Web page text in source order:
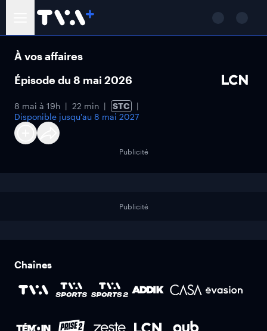
À vos affaires
Épisode du 8 mai 2026
8 mai à 19h 22 min
STC
Disponible jusqu'au 8 mai 2027
Publicité
Publicité
Chaînes